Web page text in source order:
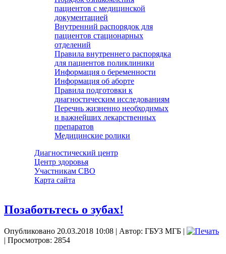
пациентов с медицинской
документацией
Внутренний распорядок для
пациентов стационарных
отделений
Правила внутреннего распорядка
для пациентов поликлиники
Информация о беременности
Информация об аборте
Правила подготовки к
диагностическим исследованиям
Перечнь жизненно необходимых
и важнейших лекарственных
препаратов
Медицинские ролики
Диагностический центр
Центр здоровья
Участникам СВО
Карта сайта
Позаботьтесь о зубах!
Опубликовано 20.03.2018 10:08 | Автор: ГБУЗ МГБ |
| Просмотров: 2854